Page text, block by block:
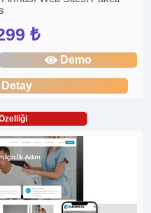
₺
Demo